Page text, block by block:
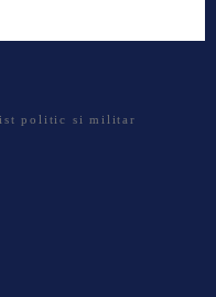
politic si militar